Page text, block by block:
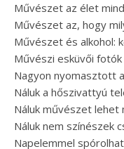
Művészet az élet
Művészet az, hogy
Művészet és alkohol:
Művészi esküvői
Nagyon nyomasztott
Náluk a hőszivattyú
Náluk művészet lehet
Náluk nem színészek
Napelemmel